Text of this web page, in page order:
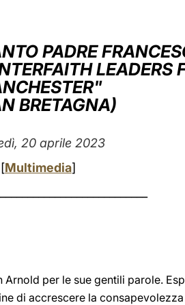
PADRE
LEADERS
BRETAGNA)
20 aprile 2023
[Multimedia]
per le sue gentili parole.
di accrescere la consapevolezza